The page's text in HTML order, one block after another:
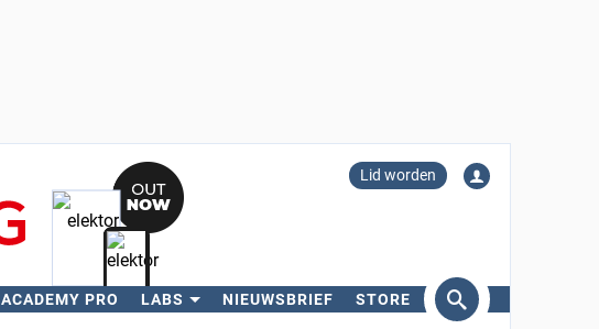
Lid worden
ACADEMY PRO LABS NIEUWSBRIEF STORE